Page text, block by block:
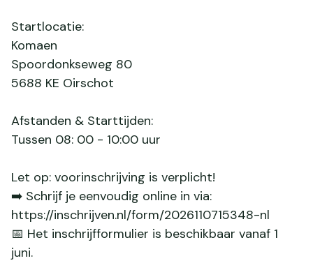
Startlocatie:
Komaen
Spoordonkseweg 80
5688 KE Oirschot
Afstanden & Starttijden:
Tussen 08: 00 - 10:00 uur
Let op: voorinschrijving is verplicht!
➡️ Schrijf je eenvoudig online in via:
https://inschrijven.nl/form/2026110715348-nl
📅 Het inschrijfformulier is beschikbaar vanaf 1
juni.